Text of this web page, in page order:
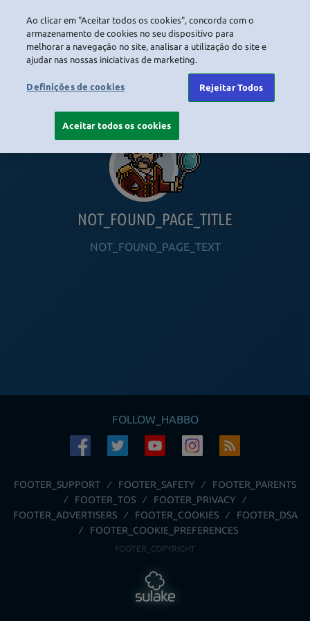
NOT_FOUND_PAGE_TITLE
NOT_FOUND_PAGE_TEXT
FOLLOW_HABBO
FOOTER_SUPPORT FOOTER_SAFETY
FOOTER_PARENTS
FOOTER_TOS
FOOTER_PRIVACY
FOOTER_ADVERTISERS
FOOTER_COOKIES
FOOTER_DSA
FOOTER_COOKIE_PREFERENCES
FOOTER_COPYRIGHT
Ao clicar em "Aceitar todos os cookies", concorda com o
armazenamento de cookies no seu dispositivo para
melhorar a navegação no site, analisar a utilização do site e
ajudar nas nossas iniciativas de marketing.
Definições de cookies Rejeitar Todos
Aceitar todos os cookies